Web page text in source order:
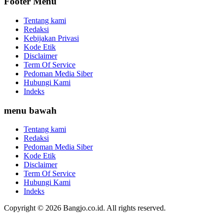
Tentang kami
Redaksi
Kebijakan Privasi
Kode Etik
Disclaimer
Term Of Service
Pedoman Media Siber
Hubungi Kami
Indeks
menu bawah
Tentang kami
Redaksi
Pedoman Media Siber
Kode Etik
Disclaimer
Term Of Service
Hubungi Kami
Indeks
Copyright © 2026 Bangjo.co.id. All rights reserved.